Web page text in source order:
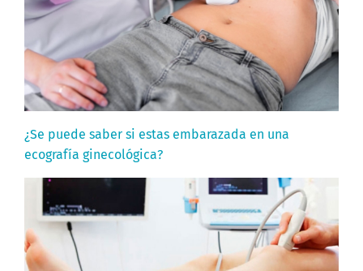
¿Se puede saber si estas embarazada en una
ecografía ginecológica?